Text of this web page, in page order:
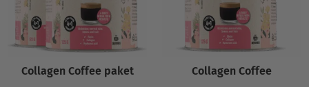
Collagen Coffee paket Collagen Coffee